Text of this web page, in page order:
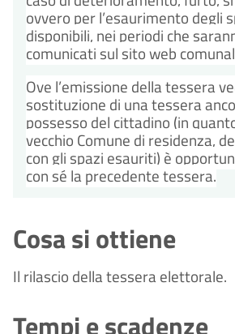
ovvero per l’esaurimento degli
disponibili, nei periodi che
comunicati sul sito web
Ove l’emissione della tessera
sostituzione di una tessera
possesso del cittadino (in
vecchio Comune di residenza,
con gli spazi esauriti) è
con sé la precedente tessera.
Cosa si ottiene
Il rilascio della tessera elettorale.
Tempi e scadenze